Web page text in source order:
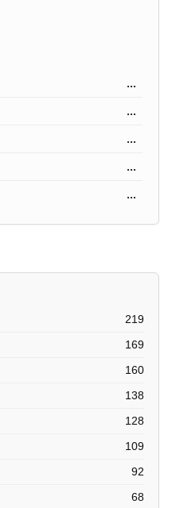
...
...
...
...
...
219
169
160
138
128
109
92
68